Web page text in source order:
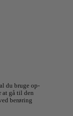
du bruge op-
at gå til den
berøring